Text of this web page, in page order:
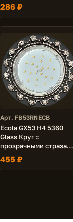
Елочка/фон мат./
центр.часть хром
54x120 (к+)
286 ₽
Арт. FB53RNECB
Ecola GX53 H4 5360
Glass Круг с
прозрачными стразами
Корона (оправа хром)/
фон черн./центр.часть
хром 52x120 (к+)
455 ₽